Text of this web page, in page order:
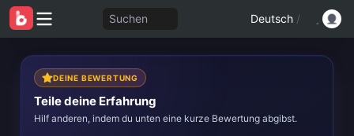
Suchen Deutsch /
DEINE BEWERTUNG
Teile deine Erfahrung
Hilf anderen, indem du unten eine kurze Bewertung abgibst.